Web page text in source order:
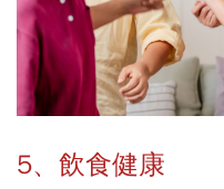
5、飲食健康